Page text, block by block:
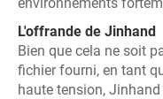
L'offrande de Jinhand
Bien que cela ne soit
fichier fourni, en tant
haute tension,